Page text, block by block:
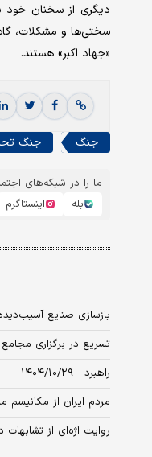
دیگری از سخنان خود
سختی‌ها و مشکلات،
«جهاد اکبر» هستند.
جنگ جنگ
ما را در شبکه‌های
بله
اینستاگرم
بازسازی صنایع
تسریع در برگزاری
راهبرد - ۱۴۰۴/۱۰/۲۹
مردم ایران از مکانیسم
روایت اژه‌ای از